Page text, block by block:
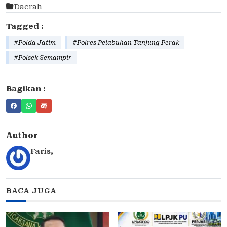
Daerah
Tagged :
#Polda Jatim #Polres Pelabuhan Tanjung Perak
#Polsek Semampir
Bagikan :
Author
Faris,
BACA JUGA